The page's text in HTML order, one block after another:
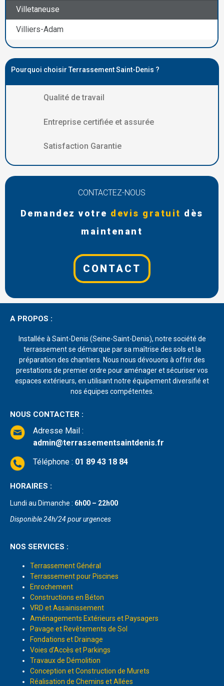
Villetaneuse
Villiers-Adam
Pourquoi choisir Terrassement Saint-Denis ?
Qualité de travail
Entreprise certifiée et assurée
Satisfaction Garantie
CONTACTEZ-NOUS
Demandez votre devis gratuit dès
maintenant
CONTACT
A PROPOS :
Installée à Saint-Denis (Seine-Saint-Denis), notre société de
terrassement se démarque par sa maîtrise des sols et la
préparation des chantiers. Nous nous dévouons à offrir des
prestations de premier ordre pour aménager et sécuriser vos
espaces extérieurs, en utilisant notre équipement diversifié et
nos équipes compétentes.
NOUS CONTACTER :
Adresse Mail :
admin@terrassementsaintdenis.fr
Téléphone : 01 89 43 18 84
HORAIRES :
Lundi au Dimanche : 6h00 – 22h00
Disponible 24h/24 pour urgences
NOS SERVICES :
Terrassement Général
Terrassement pour Piscines
Enrochement
Constructions en Béton
VRD et Assainissement
Aménagements Extérieurs et Paysagers
Pavage et Revêtements de Sol
Fondations et Drainage
Voies d’Accès et Parkings
Travaux de Démolition
Conception et Construction de Murets
Réalisation de Chemins et Allées